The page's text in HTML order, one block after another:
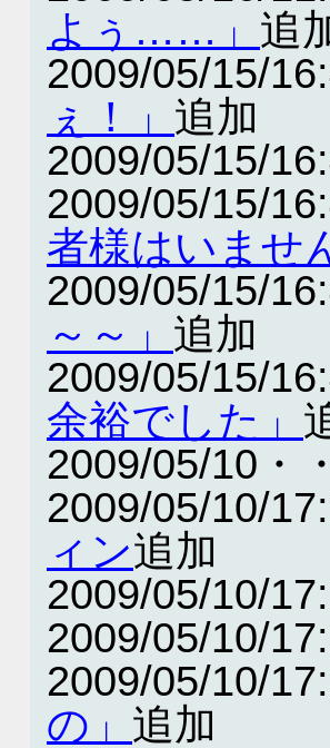
よぅ……」 追
2009/05/15/
ぇ！」 追加
2009/05/15/
2009/05/15/
者様はいませ
2009/05/15/
～～」 追加
2009/05/15/
余裕でした」
2009/05/10・
2009/05/10/
ィン追加
2009/05/10/
2009/05/10/
2009/05/10/
の」 追加